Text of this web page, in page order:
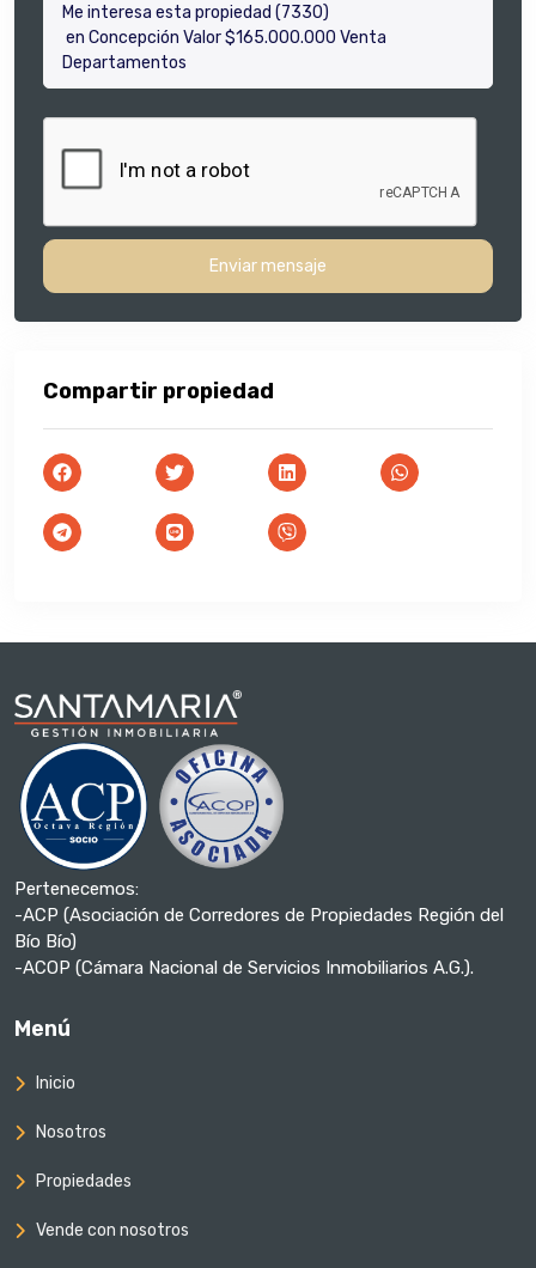
Enviar mensaje
Compartir propiedad
Pertenecemos:
-ACP (Asociación de Corredores de Propiedades Región del
Bío Bío)
-ACOP (Cámara Nacional de Servicios Inmobiliarios A.G.).
Menú
Inicio
Nosotros
Propiedades
Vende con nosotros